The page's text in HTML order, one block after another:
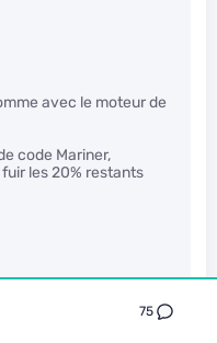
75
avec le moteur de
code Mariner,
les 20% restants
de ne pas refaire la